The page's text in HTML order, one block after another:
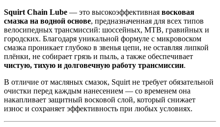
Squirt Chain Lube — это высокоэффективная восковая
смазка на водной основе, предназначенная для всех типов
велосипедных трансмиссий: шоссейных, MTB, гравийных и
городских. Благодаря уникальной формуле с микровоском
смазка проникает глубоко в звенья цепи, не оставляя липкой
плёнки, не собирает грязь и пыль, а также обеспечивает
чистую, тихую и долговечную работу трансмиссии.
В отличие от масляных смазок, Squirt не требует обязательной
очистки перед каждым нанесением — со временем она
накапливает защитный восковой слой, который снижает
износ и сохраняет эффективность при любых условиях.